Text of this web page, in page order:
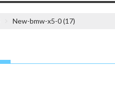
New-bmw-x5-0 (17)